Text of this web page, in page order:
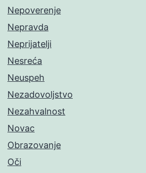
Nepoverenje
Nepravda
Neprijatelji
Nesreća
Neuspeh
Nezadovoljstvo
Nezahvalnost
Novac
Obrazovanje
Oči